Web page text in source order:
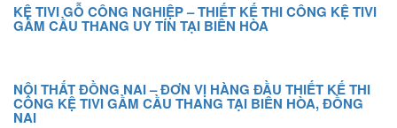
KỆ TIVI GỖ CÔNG NGHIỆP – THIẾT KẾ THI CÔNG KỆ TIVI
GẦM CẦU THANG UY TÍN TẠI BIÊN HÒA
NỘI THẤT ĐỒNG NAI – ĐƠN VỊ HÀNG ĐẦU THIẾT KẾ THI
CÔNG KỆ TIVI GẦM CẦU THANG TẠI BIÊN HÒA, ĐỒNG
NAI